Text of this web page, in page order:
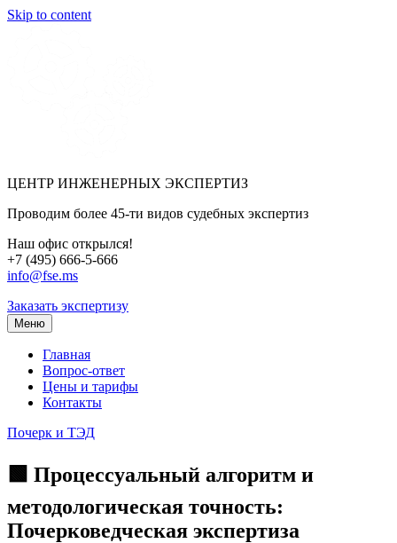
Skip to content
ЦЕНТР ИНЖЕНЕРНЫХ ЭКСПЕРТИЗ
Проводим более 45-ти видов судебных экспертиз
Наш офис открылся!
+7 (495) 666-5-666
info@fse.ms
Заказать экспертизу
Меню
Главная
Вопрос-ответ
Цены и тарифы
Контакты
Почерк и ТЭД
🟩 Процессуальный алгоритм и
методологическая точность:
Почерковедческая экспертиза